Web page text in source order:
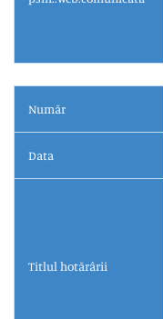
Număr
Data
Titlul hotărârii